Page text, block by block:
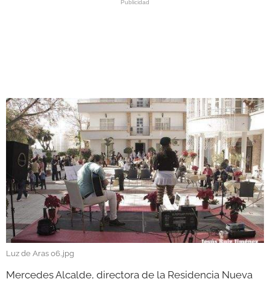
NECROLÓGICAS
GALERÍAS
Luz de Aras 06..jpg
Mercedes Alcalde, directora de la Residencia Nueva